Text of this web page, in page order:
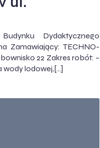
Dydaktycznego
Zamawiający: TECHNO-
22 Zakres robót: –
wody lodowej,[…]